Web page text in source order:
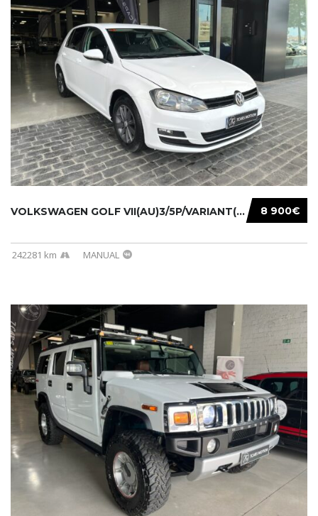
8 900€
VOLKSWAGEN GOLF VII(AU)3/5P/VARIANT(12-16 20...
242281 km MANUAL